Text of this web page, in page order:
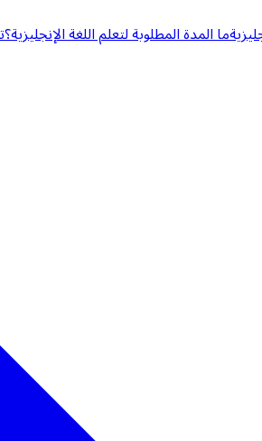
ما المدة المطلوبة لتعلم اللغة الإنجليزية؟